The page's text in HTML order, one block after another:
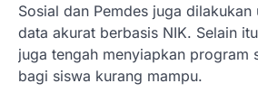
Sosial dan Pemdes juga dilakukan
data akurat berbasis NIK. Selain
juga tengah menyiapkan program
bagi siswa kurang mampu.